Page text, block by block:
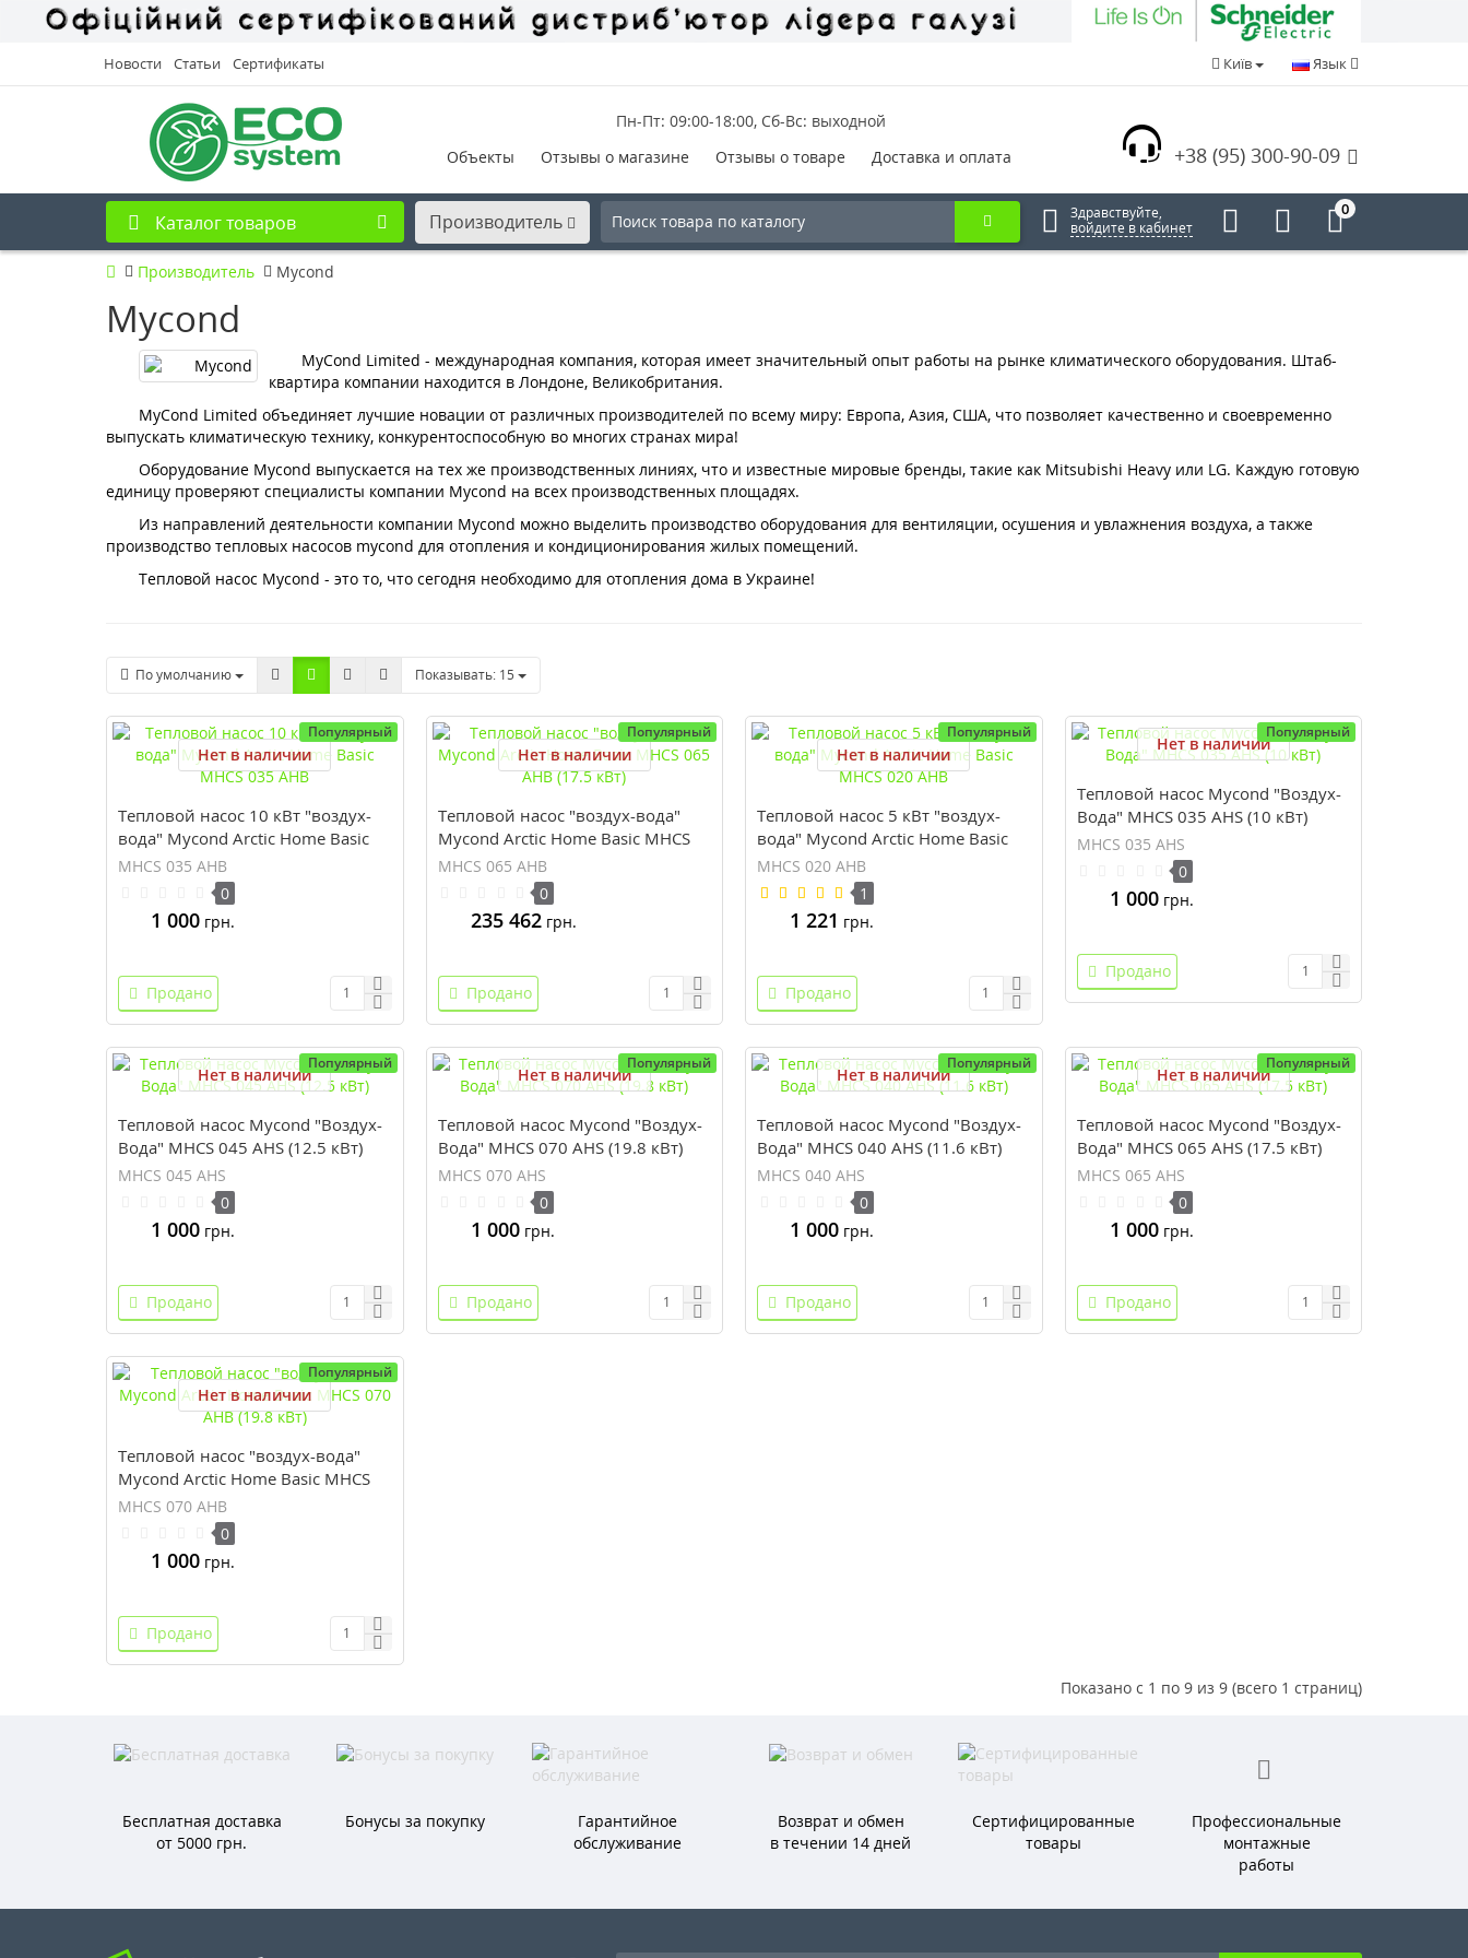
Новости Статьи Сертификаты Язык
Київ
+38 (95) 300-90-09
Пн-Пт: 09:00-18:00, Сб-Вс: выходной
Объекты
Отзывы о магазине Отзывы о товаре Доставка и оплата
Каталог товаров Производитель
Здравствуйте,
войдите в кабинет
0
Производитель Mycond
Mycond
MyCond Limited - международная компания, которая имеет значительный опыт работы на рынке климатического оборудования. Штаб-
квартира компании находится в Лондоне, Великобритания.
MyCond Limited объединяет лучшие новации от различных производителей по всему миру: Европа, Азия, США, что позволяет качественно и своевременно
выпускать климатическую технику, конкурентоспособную во многих странах мира!
Оборудование Mycond выпускается на тех же производственных линиях, что и известные мировые бренды, такие как Mitsubishi Heavy или LG. Каждую готовую
единицу проверяют специалисты компании Mycond на всех производственных площадях.
Из направлений деятельности компании Mycond можно выделить производство оборудования для вентиляции, осушения и увлажнения воздуха, а также
производство тепловых насосов mycond для отопления и кондиционирования жилых помещений.
Тепловой насос Mycond - это то, что сегодня необходимо для отопления дома в Украине!
По умолчанию Показывать: 15
Популярный
Нет в наличии
Тепловой насос 10 кВт "воздух-
вода" Mycond Arctic Home Basic
MHCS 035 AHB
MHCS 035 AHB
0
1 000 грн.
Продано
Популярный
Нет в наличии
Тепловой насос "воздух-вода"
Mycond Arctic Home Basic MHCS
065 AHB (17.5 кВт)
MHCS 065 AHB
0
235 462грн.
Продано
Популярный
Нет в наличии
Тепловой насос 5 кВт "воздух-
вода" Mycond Arctic Home Basic
MHCS 020 AHB
MHCS 020 AHB
1
1 221 грн.
Продано
Популярный
Нет в наличии
Тепловой насос Mycond "Воздух-
Вода" MHCS 035 AHS (10 кВт)
MHCS 035 AHS
0
1 000грн.
Продано
Популярный
Нет в наличии
Тепловой насос Mycond "Воздух-
Вода" MHCS 045 AHS (12.5 кВт)
MHCS 045 AHS
0
1 000 грн.
Продано
Популярный
Нет в наличии
Тепловой насос Mycond "Воздух-
Вода" MHCS 070 AHS (19.8 кВт)
MHCS 070 AHS
0
1 000грн.
Продано
Популярный
Нет в наличии
Тепловой насос Mycond "Воздух-
Вода" MHCS 040 AHS (11.6 кВт)
MHCS 040 AHS
0
1 000 грн.
Продано
Популярный
Нет в наличии
Тепловой насос Mycond "Воздух-
Вода" MHCS 065 AHS (17.5 кВт)
MHCS 065 AHS
0
1 000грн.
Продано
Популярный
Нет в наличии
Тепловой насос "воздух-вода"
Mycond Arctic Home Basic MHCS
070 AHB (19.8 кВт)
MHCS 070 AHB
0
1 000 грн.
Продано
Показано с 1 по 9 из 9 (всего 1 страниц)
Бесплатная доставка
от 5000 грн.
Бонусы за покупку
Гарантийное
обслуживание
Возврат и обмен
в течении 14 дней
Сертифицированные
товары
Профессиональные
монтажные
работы